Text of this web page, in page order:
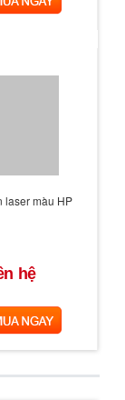
laser màu HP
hệ
NGAY